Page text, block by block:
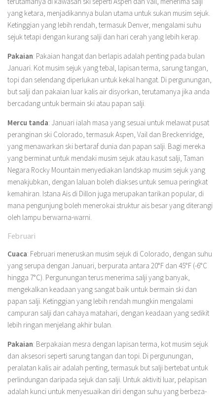
yang ketara, menjadikannya bulan utama untuk sukan musim sejuk.
Ketinggian yang lebih rendah, termasuk Denver, mengalami suhu
sejuk tetapi dengan kurang salji dan hari cerah yang lebih kerap.
Pakaian: Pakaian hangat dan berlapis adalah penting pada bulan
Januari. Kot musim sejuk yang tebal, lapisan terma, sarung tangan,
topi dan selendang diperlukan untuk kekal hangat. Di pergunungan,
but salji dan pakaian luar kalis air disyorkan, terutamanya jika anda
bercadang untuk bermain ski atau papan salji.
Mercu tanda: Januari ialah masa yang sesuai untuk melawat pusat
peranginan ski Colorado, termasuk Aspen, Vail dan Breckenridge,
yang menawarkan ski bertaraf dunia dan papan salji. Bagi mereka
yang berminat untuk mendaki musim sejuk atau kasut salji, Taman
Negara Rocky Mountain menyediakan landskap musim sejuk yang
menakjubkan, dengan laluan boleh diakses untuk semua peringkat
kemahiran. Istana Ais di Dillon juga merupakan tarikan popular, di
mana pengunjung boleh menerokai struktur ais besar yang diterangi
oleh lampu berwarna-warni.
Februari
Cuaca: Februari meneruskan musim sejuk di Colorado, dengan suhu
yang serupa dengan Januari, berpurata antara 20°F dan 45°F (-6°C
hingga 7°C). Pergunungan terus menerima salji yang banyak,
mengekalkan keadaan yang sangat baik untuk bermain ski dan
papan salji. Ketinggian yang lebih rendah mungkin mengalami
campuran salji dan cahaya matahari, dengan keadaan yang sedikit
lebih ringan menjelang akhir bulan.
Pakaian: Berpakaian mesra dengan lapisan terma, kot musim sejuk
dan aksesori seperti sarung tangan dan topi. Di pergunungan,
peralatan kalis air adalah penting, termasuk but salji bertebat untuk
perlindungan daripada sejuk dan salji. Untuk aktiviti luar, pelapisan
adalah kunci untuk menyesuaikan diri dengan suhu yang berbeza-